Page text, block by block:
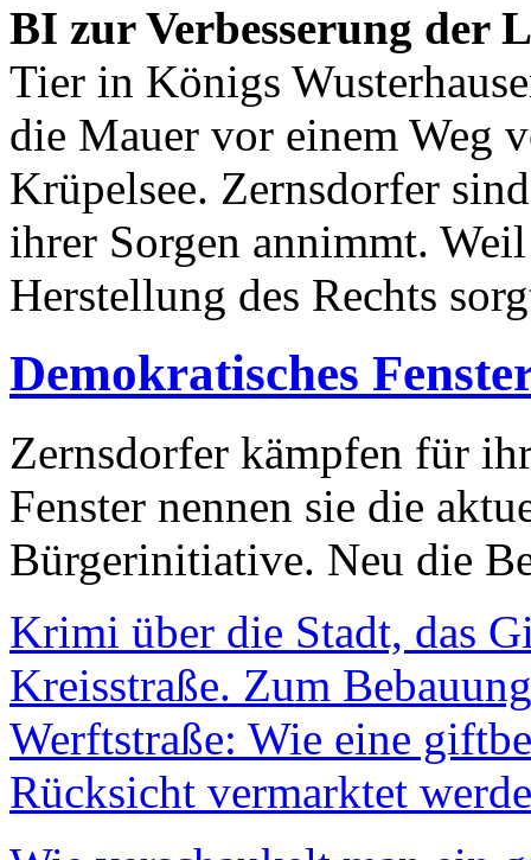
BI zur Verbesserung der
Tier in Königs
die Mauer vor einem Weg
Krüpelsee. Zernsdorfer
ihrer Sorgen annimmt.
Herstellung des Rechts
Demokratisches
Zernsdorfer kämpfen für
Fenster nennen sie die
Bürgerinitiative. Neu die
Krimi über die Stadt, das
Kreisstraße. Zum
Werftstraße: Wie eine
Rücksicht vermarktet